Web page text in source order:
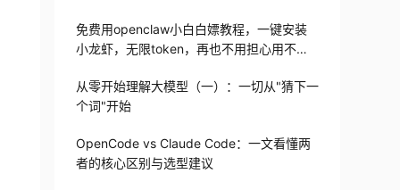
免费用openclaw小白白嫖教程，一键安装
小龙虾，无限token，再也不用担心用不起
从零开始理解大模型（一）：一切从"猜下一
个词"开始
OpenCode vs Claude Code：一文看懂两
者的核心区别与选型建议